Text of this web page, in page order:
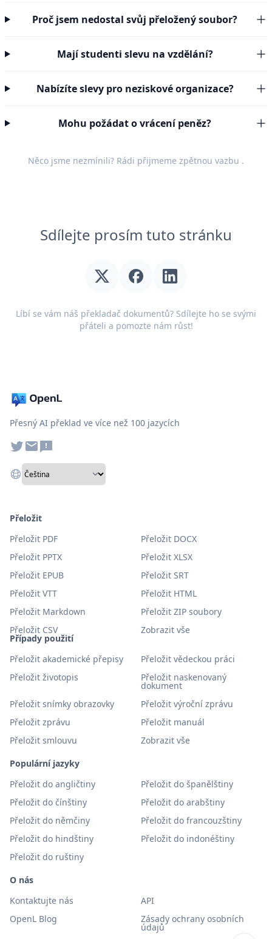
Proč jsem nedostal svůj přeložený soubor?
Mají studenti slevu na vzdělání?
Nabízíte slevy pro neziskové organizace?
Mohu požádat o vrácení peněz?
Něco jsme nezmínili? Rádi přijmeme zpětnou vazbu .
Sdílejte prosím tuto stránku
Líbí se vám náš překladač dokumentů? Sdílejte ho se svými
přáteli a pomozte nám růst!
Přesný AI překlad ve více než 100 jazycích
Případy použití
Přeložit akademické přepisy
Přeložit vědeckou práci
Přeložit životopis
Přeložit naskenovaný
dokument
Přeložit snímky obrazovky
Přeložit výroční zprávu
Přeložit zprávu
Přeložit manuál
Přeložit smlouvu
Zobrazit vše
Populární jazyky
Přeložit do angličtiny
Přeložit do španělštiny
Přeložit do čínštiny
Přeložit do arabštiny
Přeložit do němčiny
Přeložit do francouzštiny
Přeložit do hindštiny
Přeložit do indonéštiny
Přeložit do ruštiny
Přeložit
Přeložit PDF
Přeložit DOCX
Přeložit PPTX
Přeložit XLSX
Přeložit EPUB
Přeložit SRT
Přeložit VTT
Přeložit HTML
Přeložit Markdown
Přeložit ZIP soubory
Přeložit CSV
Zobrazit vše
O nás
Kontaktujte nás
API
OpenL Blog
Zásady ochrany osobních
údajů